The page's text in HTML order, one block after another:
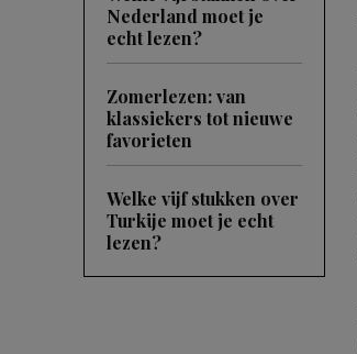
Nederland moet je
echt lezen?
Zomerlezen: van
klassiekers tot nieuwe
favorieten
Welke vijf stukken over
Turkije moet je echt
lezen?